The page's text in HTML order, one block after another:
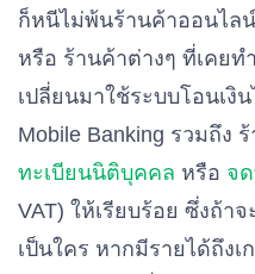
ก็หนีไม่พ้นร้านค้าออนไล
หรือ ร้านค้าต่างๆ ที่เคยท
เปลี่ยนมาใช้ระบบโอนเงิ
Mobile Banking รวมถึง
ทะเบียนนิติบุคคล หรือ จ
VAT) ให้เรียบร้อย ซึ่งถ้า
เป็นใคร หากมีรายได้ถึง